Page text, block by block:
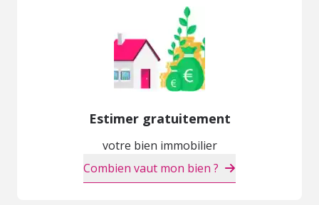
Estimer gratuitement
votre bien immobilier
Combien vaut mon bien ?